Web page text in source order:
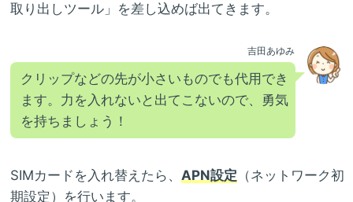
取り出しツール」を差し込めば出てきます。
吉田あゆみ
クリップなどの先が小さいものでも代用でき
ます。力を入れないと出てこないので、勇気
を持ちましょう！
SIMカードを入れ替えたら、 APN設定 （ネットワーク初
期設定）を行います。